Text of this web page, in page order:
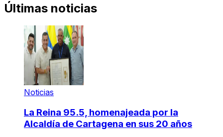
Últimas noticias
Noticias
La Reina 95.5, homenajeada por la
Alcaldía de Cartagena en sus 20 años